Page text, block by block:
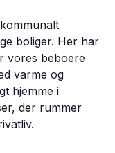
boliger. Her har
vores beboere
varme og
hjemme i
der rummer